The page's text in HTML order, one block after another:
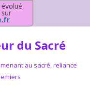
du Sacré
au sacré, reliance
au contenu principal